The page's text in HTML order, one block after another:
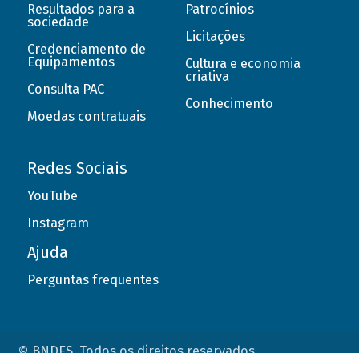
Resultados para a
sociedade
Credenciamento de
Equipamentos
Consulta PAC
Moedas contratuais
Patrocínios
Licitações
Cultura e economia
criativa
Conhecimento
Redes Sociais
YouTube
Instagram
Ajuda
Perguntas frequentes